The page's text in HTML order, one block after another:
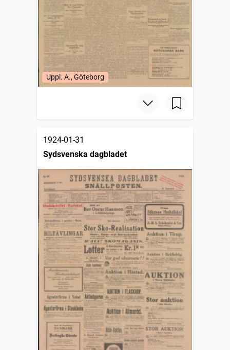
Uppl. A., Göteborg
1924-01-31
Sydsvenska dagbladet